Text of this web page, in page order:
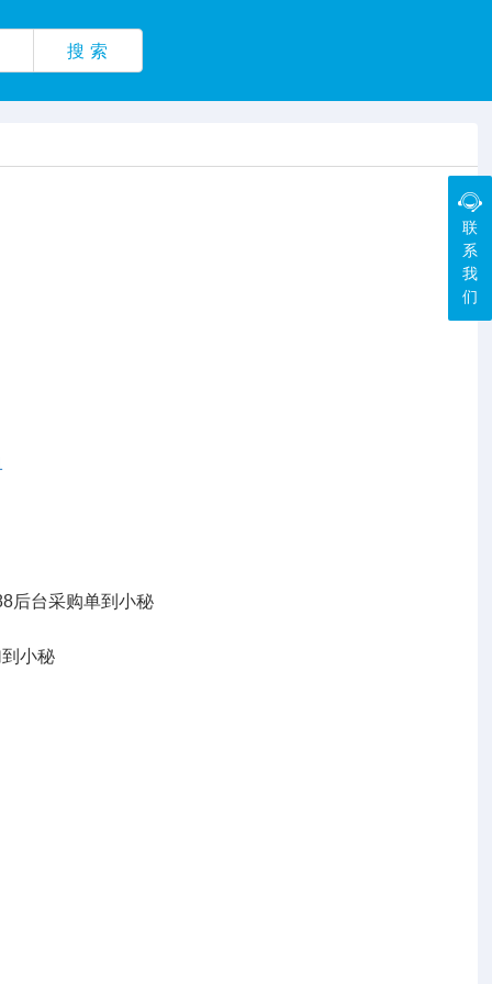
搜 索
后台采购单到小秘
小秘
联
系
我
们